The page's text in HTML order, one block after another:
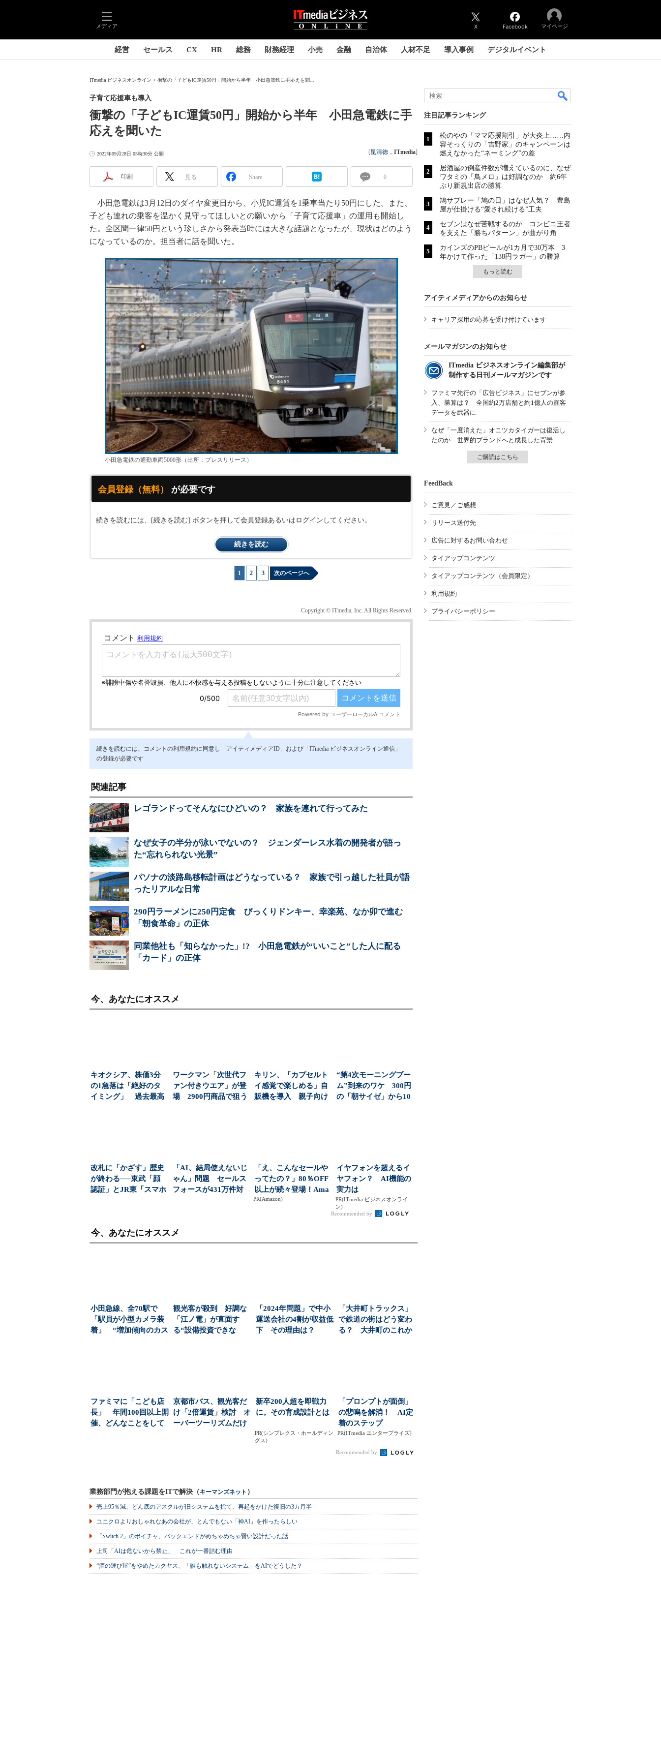
メディア X Facebook マイページ
経営 セールス CX HR 総務 財務経理 小売 金融 自治体 人材不足 導入事例 デジタルイベント
ITmedia ビジネスオンライン 衝撃の「子どもIC運賃50円」開始から半年 小田急電鉄に手応えを聞...
衝撃の「子どもIC運賃50円」開始から半年 小田急電鉄に手
応えを聞いた
子育て応援車も導入
2022年09月28日 05時30分 公開 [昆清徳 ， ITmedia]
印刷 見る Share 0
小田急電鉄は3月12日のダイヤ変更日から、小児IC運賃を1乗車当たり50円にした。また、
子ども連れの乗客を温かく見守ってほしいとの願いから「子育て応援車」の運用も開始し
た。全区間一律50円という珍しさから発表当時には大きな話題となったが、現状はどのよう
になっているのか。担当者に話を聞いた。
小田急電鉄の通勤車両5000形（出所：プレスリリース）
会員登録（無料） が必要です
続きを読むには、[続きを読む] ボタンを押して会員登録あるいはログインしてください。
続きを読む
1 2 3 次のページへ
Copyright © ITmedia, Inc. All Rights Reserved.
続きを読むには、コメントの利用規約に同意し「アイティメディアID」および「ITmedia ビジネスオンライン通信」
の登録が必要です
関連記事
レゴランドってそんなにひどいの？ 家族を連れて行ってみた
なぜ女子の半分が泳いでないの？ ジェンダーレス水着の開発者が語っ
た“忘れられない光景”
パソナの淡路島移転計画はどうなっている？ 家族で引っ越した社員が語
ったリアルな日常
290円ラーメンに250円定食 びっくりドンキー、幸楽苑、なか卯で進む
「朝食革命」の正体
同業他社も「知らなかった」!? 小田急電鉄が“いいこと”した人に配る
「カード」の正体
今、あなたにオススメ
キオクシア、株価3分
の1急落は「絶好のタ
イミング」 過去最高
ワークマン「次世代フ
ァン付きウエア」が登
場 2900円商品で狙う
キリン、「カプセルト
イ感覚で楽しめる」自
販機を導入 親子向け
“第4次モーニングブー
ム”到来のワケ 300円
の「朝サイゼ」から10
改札に「かざす」歴史
が終わる──東武「顔
認証」とJR東「スマホ
「AI、結局使えないじ
ゃん」問題 セールス
フォースが431万件対
「え、こんなセールや
ってたの？」80％OFF
以上が続々登場！Ama
zonの本気が...
PR(Amazon)
イヤフォンを超えるイ
ヤフォン？ AI機能の
実力は
PR(ITmedia ビジネスオンライ
ン)
Recommended by
今、あなたにオススメ
小田急線、全70駅で
「駅員が小型カメラ装
着」 “増加傾向のカス
観光客が殺到 好調な
「江ノ電」が直面す
る“設備投資できな
「2024年問題」で中小
運送会社の4割が収益低
下 その理由は？
「大井町トラックス」
で鉄道の街はどう変わ
る？ 大井町のこれか
ファミマに「こども店
長」 年間100回以上開
催、どんなことをして
京都市バス、観光客だ
け「2倍運賃」検討 オ
ーバーツーリズムだけ
新卒200人超を即戦力
に。その育成設計とは
PR(シンプレクス・ホールディン
グス)
「プロンプトが面倒」
の悲鳴を解消！ AI定
着のステップ
PR(ITmedia エンタープライズ)
Recommended by
業務部門が抱える課題をITで解決（キーマンズネット ）
売上95％減、どん底のアスクルが旧システムを捨て、再起をかけた復旧の3カ月半
ユニクロよりおしゃれなあの会社が、とんでもない「神AI」を作ったらしい
「Switch 2」のボイチャ、バックエンドがめちゃめちゃ賢い設計だった話
上司「AIは危ないから禁止」 これが一番詰む理由
“酒の運び屋”をやめたカクヤス、「誰も触れないシステム」をAIでどうした？
注目記事ランキング
松のやの「ママ応援割引」が大炎上……内
容そっくりの「吉野家」のキャンペーンは
燃えなかった“ネーミング”の差
居酒屋の倒産件数が増えているのに、なぜ
ワタミの「鳥メロ」は好調なのか 約6年
ぶり新規出店の勝算
鳩サブレー「鳩の日」はなぜ人気？ 豊島
屋が仕掛ける“愛され続ける”工夫
セブンはなぜ苦戦するのか コンビニ王者
を支えた「勝ちパターン」が曲がり角
カインズのPBビールが1カ月で30万本 3
年かけて作った「138円ラガー」の勝算
もっと読む
アイティメディアからのお知らせ
キャリア採用の応募を受け付けています
メールマガジンのお知らせ
ITmedia ビジネスオンライン編集部が
制作する日刊メールマガジンです
ファミマ先行の「広告ビジネス」にセブンが参
入、勝算は？ 全国約2万店舗と約1億人の顧客
データを武器に
なぜ「一度消えた」オニツカタイガーは復活し
たのか 世界的ブランドへと成長した背景
ご購読はこちら
FeedBack
ご意見／ご感想
リリース送付先
広告に対するお問い合わせ
タイアップコンテンツ
タイアップコンテンツ（会員限定）
利用規約
プライバシーポリシー